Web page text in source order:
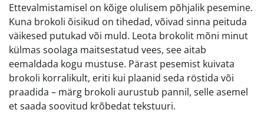
Ettevalmistamisel on kõige olulisem põhjalik pesemine.
Kuna brokoli õisikud on tihedad, võivad sinna peituda
väikesed putukad või muld. Leota brokolit mõni minut
külmas soolaga maitsestatud vees, see aitab
eemaldada kogu mustuse. Pärast pesemist kuivata
brokoli korralikult, eriti kui plaanid seda röstida või
praadida – märg brokoli aurustub pannil, selle asemel
et saada soovitud krõbedat tekstuuri.